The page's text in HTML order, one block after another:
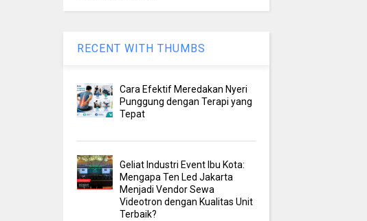
RECENT WITH THUMBS
Cara Efektif Meredakan Nyeri
Punggung dengan Terapi yang
Tepat
Geliat Industri Event Ibu Kota:
Mengapa Ten Led Jakarta
Menjadi Vendor Sewa
Videotron dengan Kualitas Unit
Terbaik?